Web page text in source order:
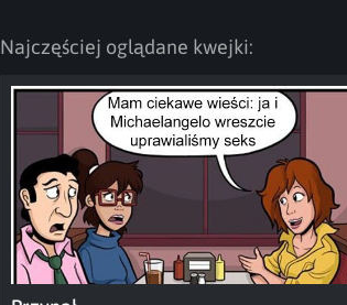
Najczęściej oglądane kwejki: